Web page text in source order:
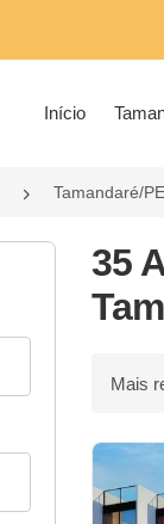
Início
Tamandaré/PE
35
Ordenar